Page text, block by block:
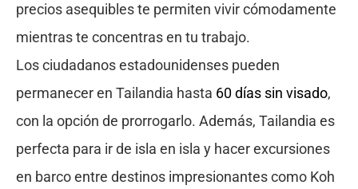
precios asequibles te permiten vivir cómodamente
mientras te concentras en tu trabajo.
Los ciudadanos estadounidenses pueden
permanecer en Tailandia hasta 60 días sin visado,
con la opción de prorrogarlo. Además, Tailandia es
perfecta para ir de isla en isla y hacer excursiones
en barco entre destinos impresionantes como Koh